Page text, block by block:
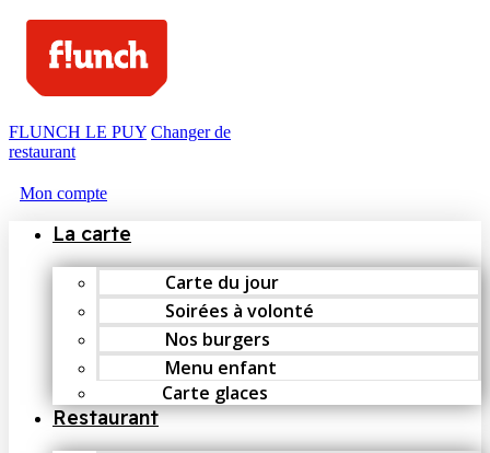
FLUNCH LE PUY Changer de
restaurant
Mon compte
La carte
Carte du jour
Soirées à volonté
Nos burgers
Menu enfant
Carte glaces
Restaurant